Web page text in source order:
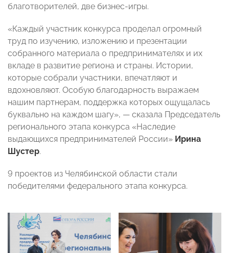
благотворителей, две бизнес-игры.
«Каждый участник конкурса проделал огромный
труд по изучению, изложению и презентации
собранного материала о предпринимателях и их
вкладе в развитие региона и страны. Истории,
которые собрали участники, впечатляют и
вдохновляют. Особую благодарность выражаем
нашим партнерам, поддержка которых ощущалась
буквально на каждом шагу», — сказала Председатель
регионального этапа конкурса «Наследие
выдающихся предпринимателей России» Ирина
Шустер.
9 проектов из Челябинской области стали
победителями федерального этапа конкурса.